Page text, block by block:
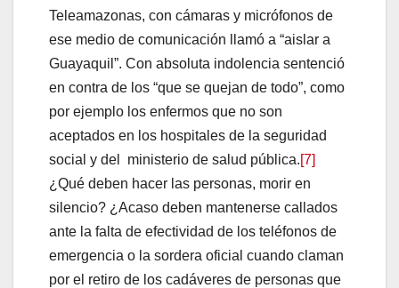
Teleamazonas, con cámaras y micrófonos de
ese medio de comunicación llamó a “aislar a
Guayaquil”. Con absoluta indolencia sentenció
en contra de los “que se quejan de todo”, como
por ejemplo los enfermos que no son
aceptados en los hospitales de la seguridad
social y del ministerio de salud pública.[7]
¿Qué deben hacer las personas, morir en
silencio? ¿Acaso deben mantenerse callados
ante la falta de efectividad de los teléfonos de
emergencia o la sordera oficial cuando claman
por el retiro de los cadáveres de personas que